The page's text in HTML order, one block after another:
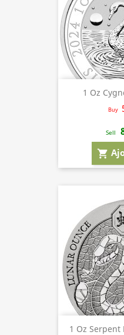
1 Oz
Buy
Sell
shopping_cart
1 Oz Serpent